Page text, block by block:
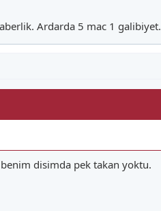
Ardarda 5 mac 1 galibiyet.
disimda pek takan yoktu.